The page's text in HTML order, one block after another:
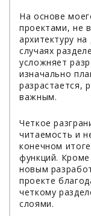
На основе
проектами, не
архитектуру
случаях
усложняет
изначально
разрастается,
важным.
Четкое
читаемость и
конечном
функций.
новым
проекте
четкому
слоями.